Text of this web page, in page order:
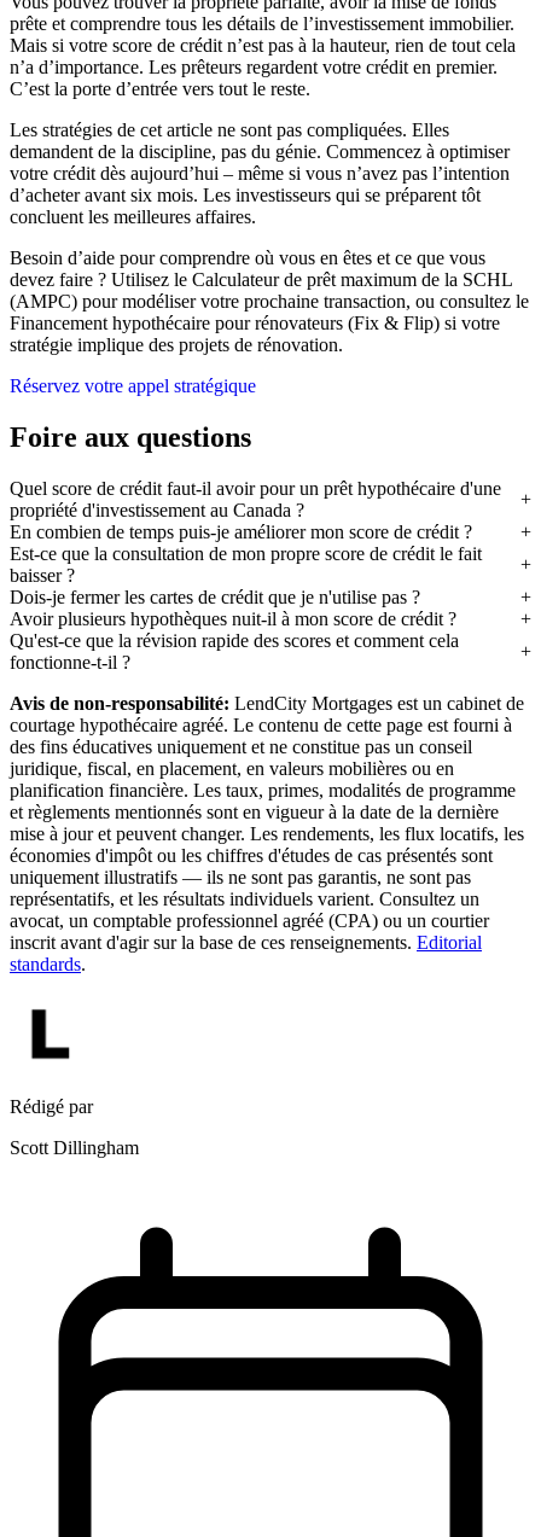
prête et comprendre tous les détails de l’investissement immobilier.
Mais si votre score de crédit n’est pas à la hauteur, rien de tout cela
n’a d’importance. Les prêteurs regardent votre crédit en premier.
C’est la porte d’entrée vers tout le reste.
Les stratégies de cet article ne sont pas compliquées. Elles
demandent de la discipline, pas du génie. Commencez à optimiser
votre crédit dès aujourd’hui – même si vous n’avez pas l’intention
d’acheter avant six mois. Les investisseurs qui se préparent tôt
concluent les meilleures affaires.
Besoin d’aide pour comprendre où vous en êtes et ce que vous
devez faire ? Utilisez le Calculateur de prêt maximum de la SCHL
(AMPC) pour modéliser votre prochaine transaction, ou consultez le
Financement hypothécaire pour rénovateurs (Fix & Flip) si votre
stratégie implique des projets de rénovation.
Réservez votre appel stratégique
Foire aux questions
Quel score de crédit faut-il avoir pour un prêt hypothécaire d'une
propriété d'investissement au Canada ?
En combien de temps puis-je améliorer mon score de crédit ?
Est-ce que la consultation de mon propre score de crédit le fait
baisser ?
Dois-je fermer les cartes de crédit que je n'utilise pas ?
Avoir plusieurs hypothèques nuit-il à mon score de crédit ?
Qu'est-ce que la révision rapide des scores et comment cela
fonctionne-t-il ?
Avis de non-responsabilité: LendCity Mortgages est un cabinet de
courtage hypothécaire agréé. Le contenu de cette page est fourni à
des fins éducatives uniquement et ne constitue pas un conseil
juridique, fiscal, en placement, en valeurs mobilières ou en
planification financière. Les taux, primes, modalités de programme
et règlements mentionnés sont en vigueur à la date de la dernière
mise à jour et peuvent changer. Les rendements, les flux locatifs, les
économies d'impôt ou les chiffres d'études de cas présentés sont
uniquement illustratifs — ils ne sont pas garantis, ne sont pas
représentatifs, et les résultats individuels varient. Consultez un
avocat, un comptable professionnel agréé (CPA) ou un courtier
inscrit avant d'agir sur la base de ces renseignements. Editorial
standards.
Rédigé par
Scott Dillingham